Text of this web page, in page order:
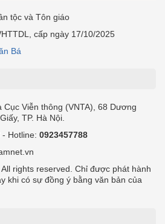
tộc và Tôn giáo
cấp ngày 17/10/2025
Bá
Viễn thông (VNTA), 68 Dương
TP. Hà Nội.
- Hotline: 0923457788
rights reserved. Chỉ được phát hành
khi có sự đồng ý bằng văn bản của